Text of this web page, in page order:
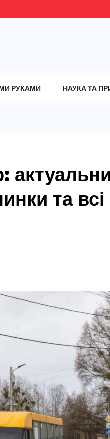
РУКАМИ НАУКА ТА
та всі